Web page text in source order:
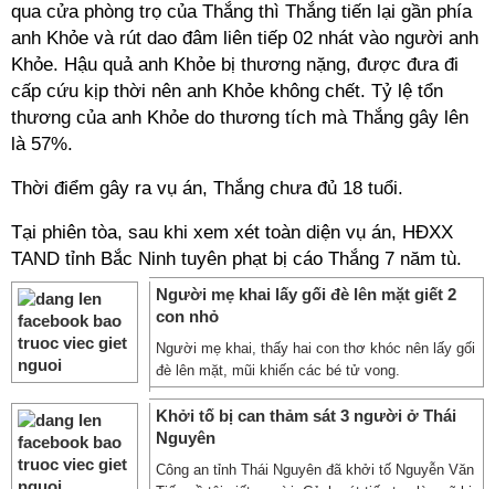
qua cửa phòng trọ của Thắng thì Thắng tiến lại gần phía
anh Khỏe và rút dao đâm liên tiếp 02 nhát vào người anh
Khỏe. Hậu quả anh Khỏe bị thương nặng, được đưa đi
cấp cứu kịp thời nên anh Khỏe không chết. Tỷ lệ tổn
thương của anh Khỏe do thương tích mà Thắng gây lên
là 57%.
Thời điểm gây ra vụ án, Thắng chưa đủ 18 tuổi.
Tại phiên tòa, sau khi xem xét toàn diện vụ án, HĐXX
TAND tỉnh Bắc Ninh tuyên phạt bị cáo Thắng 7 năm tù.
Người mẹ khai lấy gối đè lên mặt giết 2
con nhỏ
Người mẹ khai, thấy hai con thơ khóc nên lấy gối
đè lên mặt, mũi khiến các bé tử vong.
Khởi tố bị can thảm sát 3 người ở Thái
Nguyên
Công an tỉnh Thái Nguyên đã khởi tố Nguyễn Văn